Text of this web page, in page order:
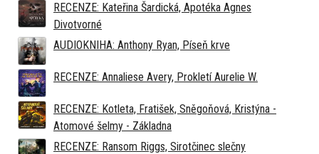
RECENZE: Kateřina Šardická, Apotéka Agnes
Divotvorné
AUDIOKNIHA: Anthony Ryan, Píseň krve
RECENZE: Annaliese Avery, Prokletí Aurelie W.
RECENZE: Kotleta, Fratišek, Sněgoňová, Kristýna -
Atomové šelmy - Základna
RECENZE: Ransom Riggs, Sirotčinec slečny